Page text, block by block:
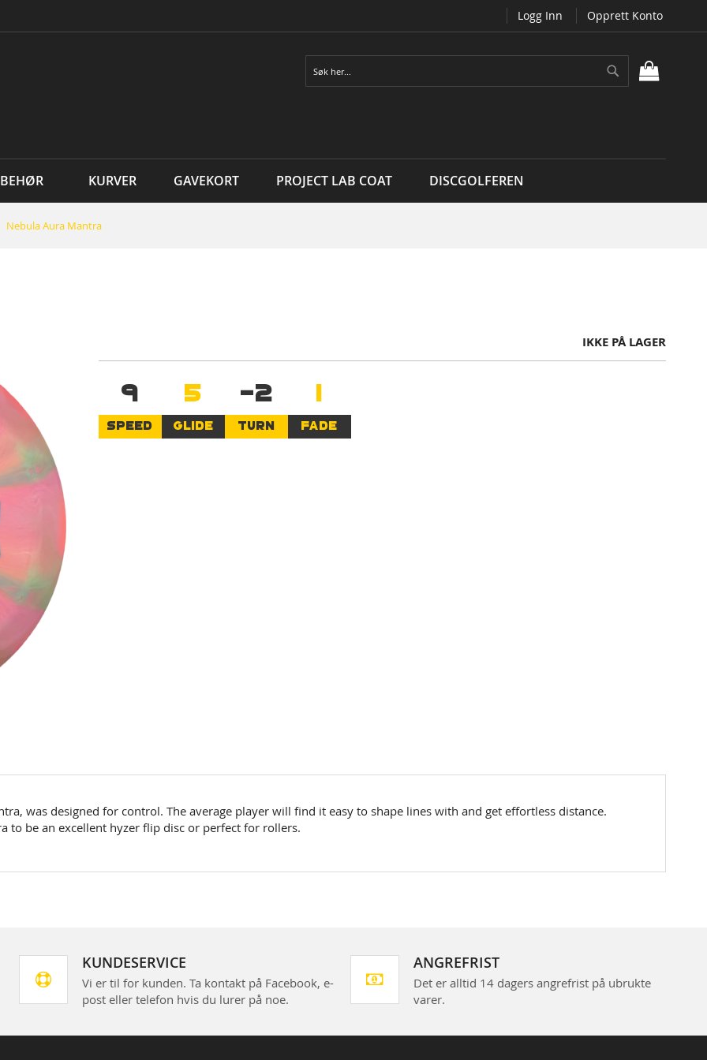
Logg Inn Opprett Konto
Søk
KURVER GAVEKORT PROJECT LAB COAT DISCGOLFEREN
Nebula Aura Mantra
IKKE PÅ LAGER
9
SPEED
5
GLIDE
-2
TURN
1
FADE
was designed for control. The average player will find it easy to shape lines with and get effortless distance.
to be an excellent hyzer flip disc or perfect for rollers.
KUNDESERVICE
Vi er til for kunden. Ta kontakt på Facebook, e-
post eller telefon hvis du lurer på noe.
ANGREFRIST
Det er alltid 14 dagers angrefrist på ubrukte
varer.